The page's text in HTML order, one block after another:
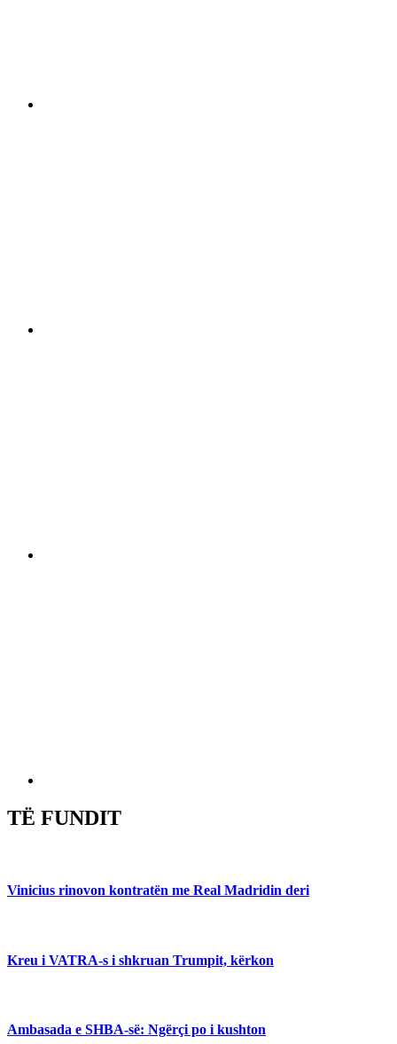
TË FUNDIT
Vinicius rinovon kontratën me Real Madridin deri
Kreu i VATRA-s i shkruan Trumpit, kërkon
Ambasada e SHBA-së: Ngërçi po i kushton